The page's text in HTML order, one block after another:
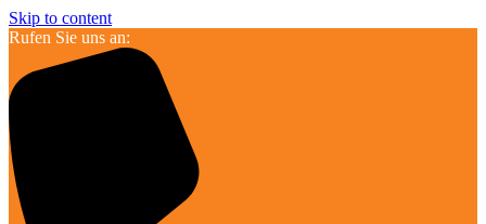
Skip to content
Rufen Sie uns an: